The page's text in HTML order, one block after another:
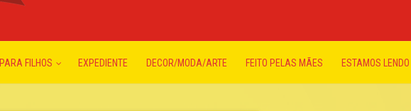
PARA FILHOS EXPEDIENTE DECOR/MODA/ARTE FEITO PELAS MÃES ESTAMOS LENDO